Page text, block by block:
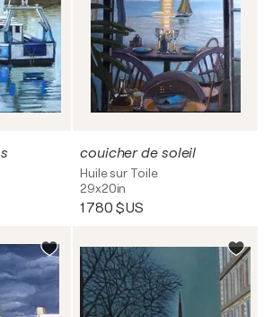
couicher de soleil
Huile sur Toile
29x20in
1 780 $US